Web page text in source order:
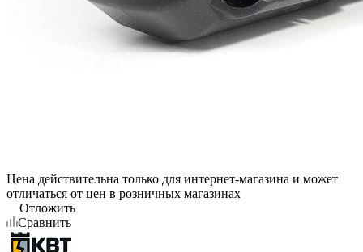
Цена действительна только для интернет-магазина и может
отличаться от цен в розничных магазинах
Отложить
Сравнить